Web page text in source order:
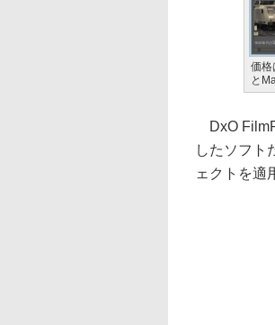
価格
と
DxO
したソフト
ェクトを適